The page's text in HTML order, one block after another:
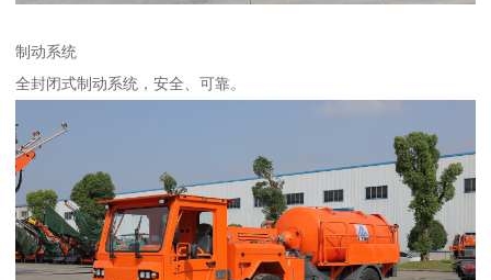
制动系统
全封闭式制动系统，安全、可靠。